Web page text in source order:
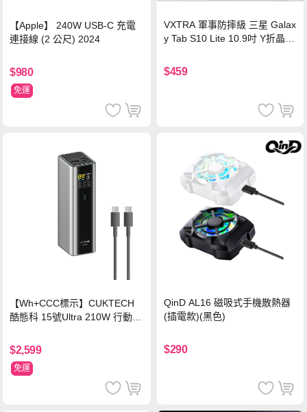
【Apple】 240W USB-C 充電
連接線 (2 公尺) 2024
$980
免運
VXTRA 軍事防摔級 三星 Galax
y Tab S10 Lite 10.9吋 Y折晶透
$459
【Wh+CCC標示】CUKTECH
酷態科 15號Ultra 210W 行動電
$2,599
免運
QinD AL16 磁吸式手機散熱器
(插電款)(黑色)
$290